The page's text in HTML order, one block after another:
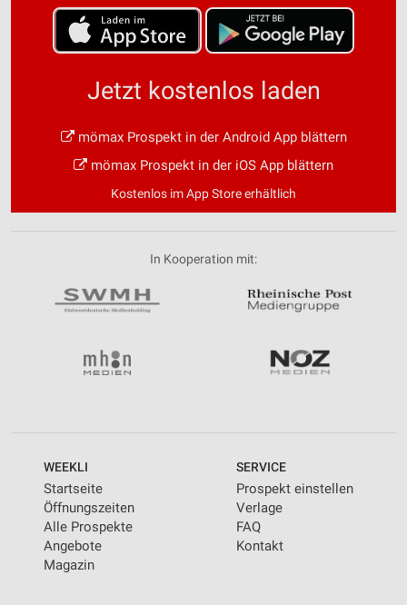
Jetzt kostenlos laden
mömax Prospekt in der Android App blättern
mömax Prospekt in der iOS App blättern
Kostenlos im App Store erhältlich
In Kooperation mit:
WEEKLI
Startseite
Öffnungszeiten
Alle Prospekte
Angebote
Magazin
SERVICE
Prospekt einstellen
Verlage
FAQ
Kontakt